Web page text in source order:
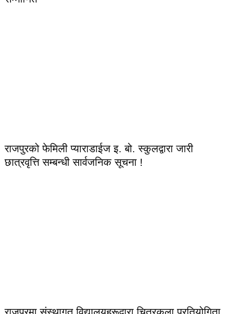
राजपुरको फेमिली प्याराडाईज इ. बो. स्कुलद्वारा जारी
छात्रवृत्ति सम्बन्धी सार्वजनिक सूचना !